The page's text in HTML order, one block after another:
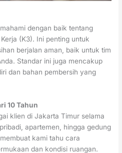
dengan baik tentang
(K3). Ini penting untuk
berjalan aman, baik untuk tim
Standar ini juga mencakup
dan bahan pembersih yang
10 Tahun
klien di Jakarta Timur selama
apartemen, hingga gedung
kami tahu cara
dan kondisi ruangan.